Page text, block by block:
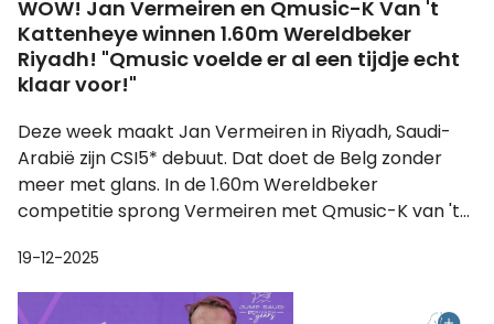
WOW! Jan Vermeiren en Qmusic-K Van 't
Kattenheye winnen 1.60m Wereldbeker
Riyadh! "Qmusic voelde er al een tijdje echt
klaar voor!"
Deze week maakt Jan Vermeiren in Riyadh, Saudi-
Arabië zijn CSI5* debuut. Dat doet de Belg zonder
meer met glans. In de 1.60m Wereldbeker
competitie sprong Vermeiren met Qmusic-K van 't...
19-12-2025